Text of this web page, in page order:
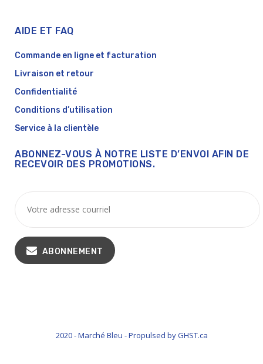
AIDE ET FAQ
Commande en ligne et facturation
Livraison et retour
Confidentialité
Conditions d’utilisation
Service à la clientèle
ABONNEZ-VOUS À NOTRE LISTE D’ENVOI AFIN DE
RECEVOIR DES PROMOTIONS.
ABONNEMENT
2020 - Marché Bleu - Propulsed by GHST.ca